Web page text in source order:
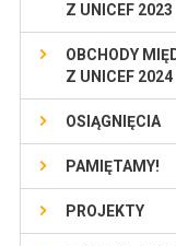
Z UNICEF 2023
OBCHODY
Z UNICEF 2024
OSIĄGNIĘCIA
PAMIĘTAMY!
PROJEKTY